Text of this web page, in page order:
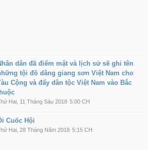
dân đã điểm mặt và lịch sử sẽ ghi tên
tội đồ dâng giang sơn Việt Nam cho
Cộng và đẩy dân tộc Việt Nam vào Bắc
Hai, 11 Tháng Sáu 2018 5:00 CH
Cuốc Hội
Hai, 28 Tháng Năm 2018 5:15 CH